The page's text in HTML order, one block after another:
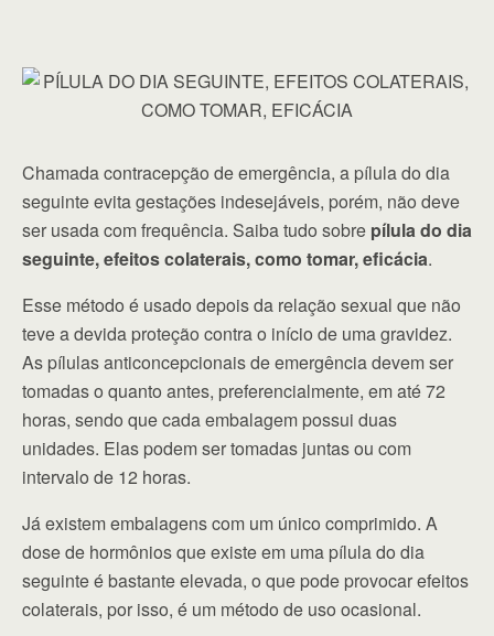
Chamada contracepção de emergência, a pílula do dia
seguinte evita gestações indesejáveis, porém, não deve
ser usada com frequência. Saiba tudo sobre pílula do dia
seguinte, efeitos colaterais, como tomar, eficácia.
Esse método é usado depois da relação sexual que não
teve a devida proteção contra o início de uma gravidez.
As pílulas anticoncepcionais de emergência devem ser
tomadas o quanto antes, preferencialmente, em até 72
horas, sendo que cada embalagem possui duas
unidades. Elas podem ser tomadas juntas ou com
intervalo de 12 horas.
Já existem embalagens com um único comprimido. A
dose de hormônios que existe em uma pílula do dia
seguinte é bastante elevada, o que pode provocar efeitos
colaterais, por isso, é um método de uso ocasional.